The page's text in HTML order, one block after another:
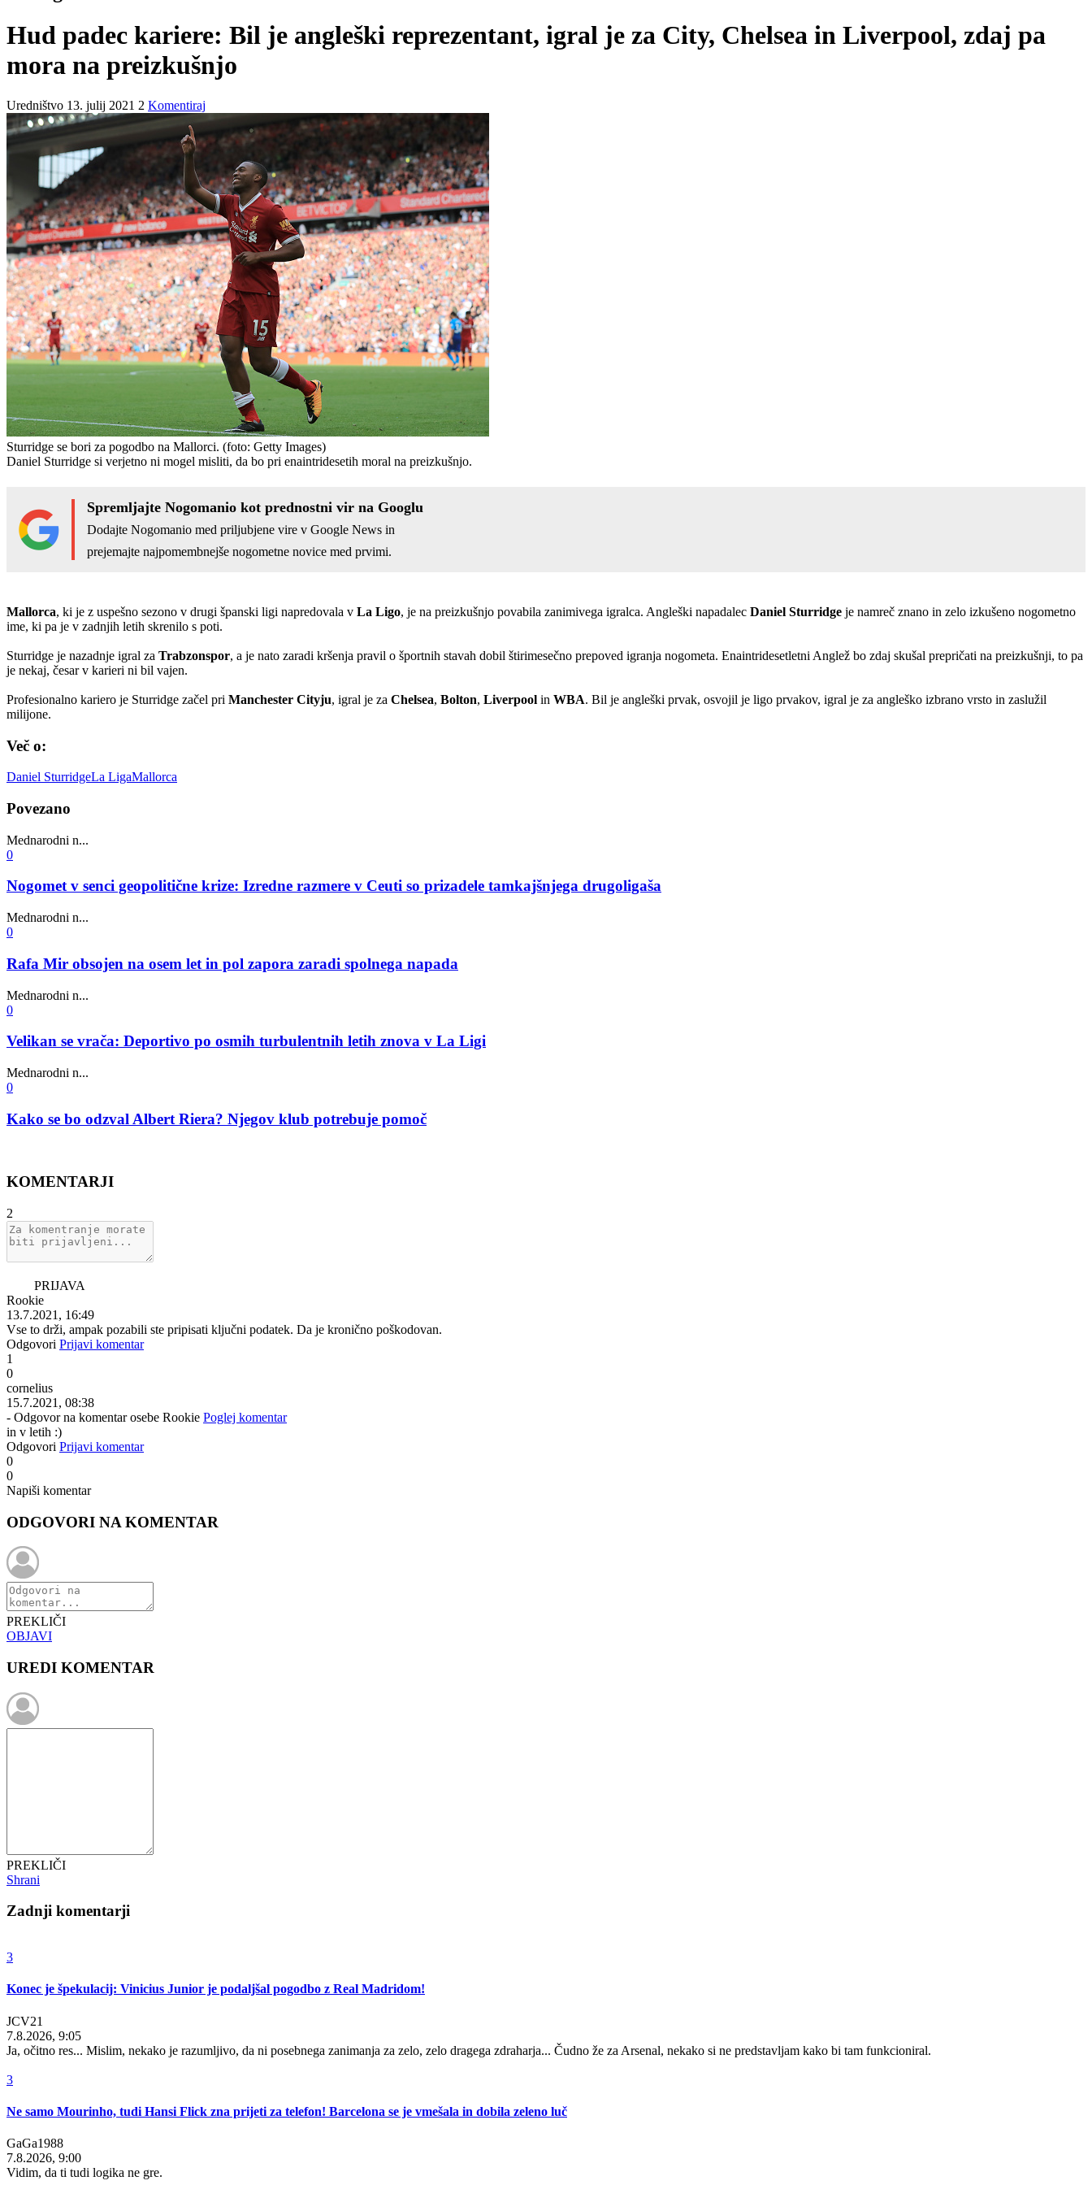
Hud padec kariere: Bil je angleški reprezentant, igral je za City, Chelsea in Liverpool, zdaj pa
mora na preizkušnjo
Uredništvo 13. julij 2021 2 Komentiraj
Sturridge se bori za pogodbo na Mallorci. (foto: Getty Images)
Daniel Sturridge si verjetno ni mogel misliti, da bo pri enaintridesetih moral na preizkušnjo.
Spremljajte Nogomanio kot prednostni vir na Googlu
Dodajte Nogomanio med priljubjene vire v Google News in
prejemajte najpomembnejše nogometne novice med prvimi.
Mallorca, ki je z uspešno sezono v drugi španski ligi napredovala v La Ligo, je na preizkušnjo povabila zanimivega igralca. Angleški napadalec Daniel Sturridge je namreč znano in zelo izkušeno nogometno
ime, ki pa je v zadnjih letih skrenilo s poti.
Sturridge je nazadnje igral za Trabzonspor, a je nato zaradi kršenja pravil o športnih stavah dobil štirimesečno prepoved igranja nogometa. Enaintridesetletni Anglež bo zdaj skušal prepričati na preizkušnji, to pa
je nekaj, česar v karieri ni bil vajen.
Profesionalno kariero je Sturridge začel pri Manchester Cityju, igral je za Chelsea, Bolton, Liverpool in WBA. Bil je angleški prvak, osvojil je ligo prvakov, igral je za angleško izbrano vrsto in zaslužil
milijone.
Več o:
Daniel SturridgeLa LigaMallorca
Povezano
Mednarodni n...
0
Nogomet v senci geopolitične krize: Izredne razmere v Ceuti so prizadele tamkajšnjega drugoligaša
Mednarodni n...
0
Rafa Mir obsojen na osem let in pol zapora zaradi spolnega napada
Mednarodni n...
0
Velikan se vrača: Deportivo po osmih turbulentnih letih znova v La Ligi
Mednarodni n...
0
Kako se bo odzval Albert Riera? Njegov klub potrebuje pomoč
KOMENTARJI
2
PRIJAVA
Rookie
13.7.2021, 16:49
Vse to drži, ampak pozabili ste pripisati ključni podatek. Da je kronično poškodovan.
Odgovori Prijavi komentar
1
0
cornelius
15.7.2021, 08:38
- Odgovor na komentar osebe Rookie Poglej komentar
in v letih :)
Odgovori Prijavi komentar
0
0
Napiši komentar
ODGOVORI NA KOMENTAR
PREKLIČI
OBJAVI
UREDI KOMENTAR
PREKLIČI
Shrani
Zadnji komentarji
3
Konec je špekulacij: Vinicius Junior je podaljšal pogodbo z Real Madridom!
JCV21
7.8.2026, 9:05
Ja, očitno res... Mislim, nekako je razumljivo, da ni posebnega zanimanja za zelo, zelo dragega zdraharja... Čudno že za Arsenal, nekako si ne predstavljam kako bi tam funkcioniral.
3
Ne samo Mourinho, tudi Hansi Flick zna prijeti za telefon! Barcelona se je vmešala in dobila zeleno luč
GaGa1988
7.8.2026, 9:00
Vidim, da ti tudi logika ne gre.